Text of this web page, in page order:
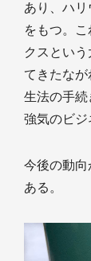
あり、ハ
をもつ。
クスとい
てきたな
生法の手続
強気のビジ
今後の動
ある。